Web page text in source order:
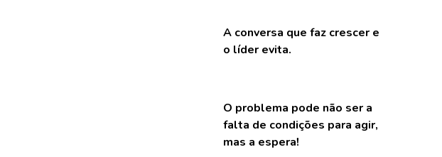
A conversa que faz crescer e
o líder evita.
O problema pode não ser a
falta de condições para agir,
mas a espera!